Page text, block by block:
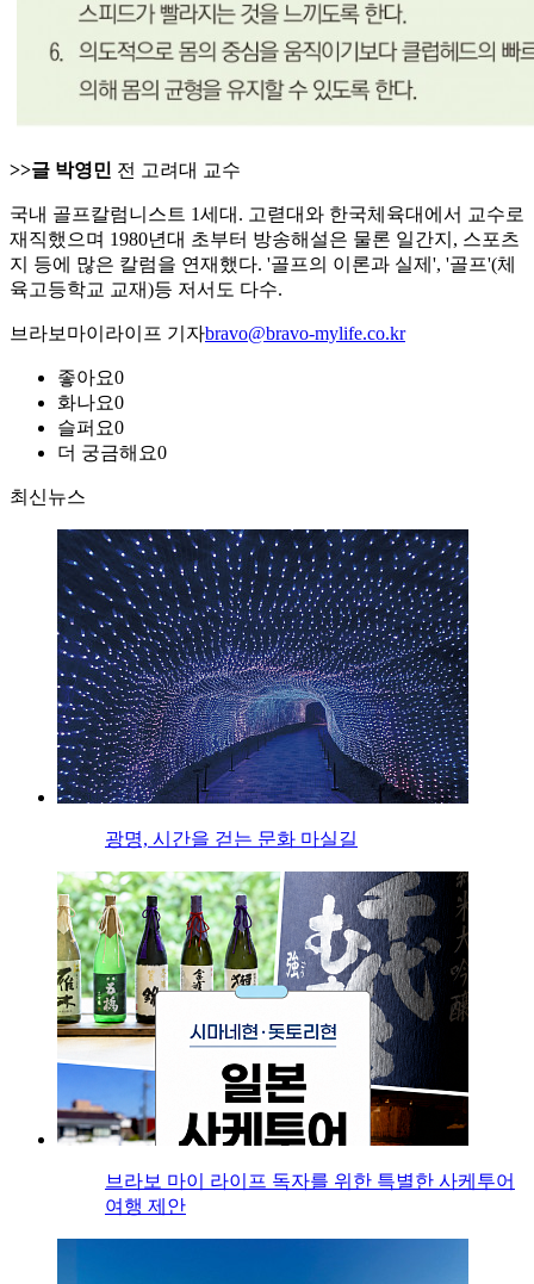
>>글 박영민 전 고려대 교수
국내 골프칼럼니스트 1세대. 고렫대와 한국체육대에서 교수로
재직했으며 1980년대 초부터 방송해설은 물론 일간지, 스포츠
지 등에 많은 칼럼을 연재했다. '골프의 이론과 실제', '골프'(체
육고등학교 교재)등 저서도 다수.
브라보마이라이프 기자bravo@bravo-mylife.co.kr
좋아요0
화나요0
슬퍼요0
더 궁금해요0
최신뉴스
광명, 시간을 걷는 문화 마실길
브라보 마이 라이프 독자를 위한 특별한 사케투어
여행 제안